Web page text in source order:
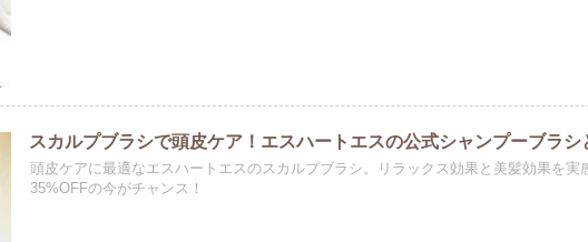
スカルプブラシで頭皮ケア！エスハートエスの公式シャンプーブラシ
頭皮ケアに最適なエスハートエスのスカルプブラシ。リラックス効果と美髪効果を実
35%OFFの今がチャンス！